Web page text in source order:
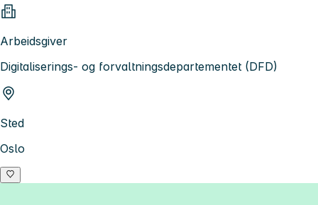
Arbeidsgiver
Digitaliserings- og forvaltningsdepartementet (DFD)
Sted
Oslo